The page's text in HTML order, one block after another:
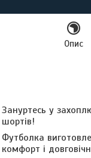
Опис
Зануртесь у
шортів!
Футболка
комфорт і